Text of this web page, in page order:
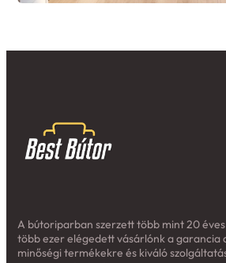
több ezer elégedett vásárlónk a garancia
minőségi termékekre és kiváló
Hasznos linkek